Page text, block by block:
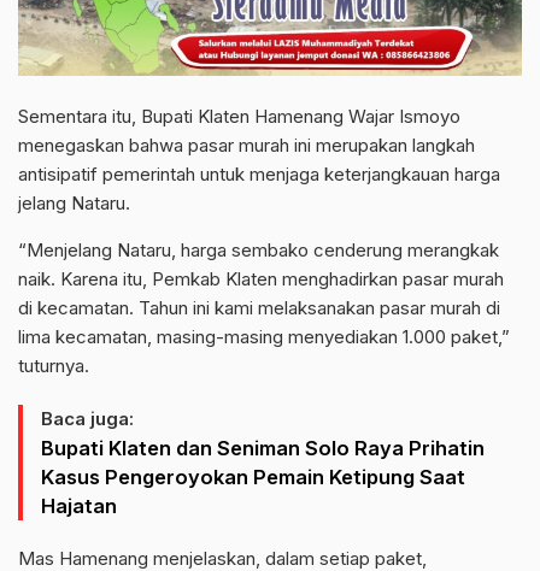
Sementara itu, Bupati Klaten Hamenang Wajar Ismoyo
menegaskan bahwa pasar murah ini merupakan langkah
antisipatif pemerintah untuk menjaga keterjangkauan harga
jelang Nataru.
“Menjelang Nataru, harga sembako cenderung merangkak
naik. Karena itu, Pemkab Klaten menghadirkan pasar murah
di kecamatan. Tahun ini kami melaksanakan pasar murah di
lima kecamatan, masing-masing menyediakan 1.000 paket,”
tuturnya.
Baca juga:
Bupati Klaten dan Seniman Solo Raya Prihatin
Kasus Pengeroyokan Pemain Ketipung Saat
Hajatan
Mas Hamenang menjelaskan, dalam setiap paket,